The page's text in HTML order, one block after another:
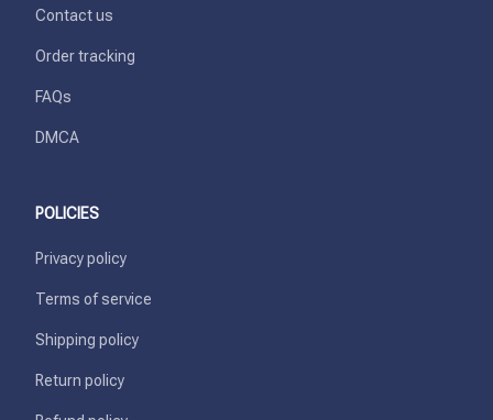
Contact us
Order tracking
FAQs
DMCA
POLICIES
Privacy policy
Terms of service
Shipping policy
Return policy